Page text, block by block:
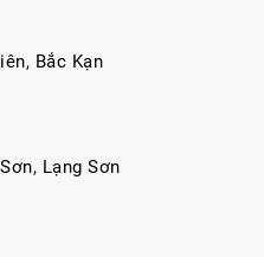
Bắc Kạn
Lạng Sơn